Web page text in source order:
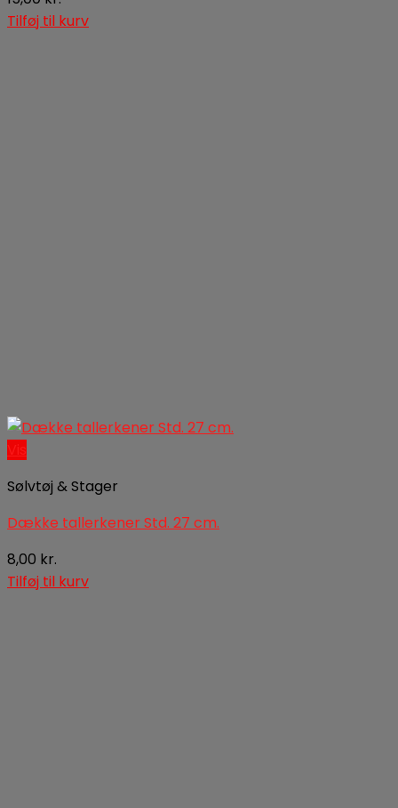
Tilføj til kurv
Sølvtøj & Stager
Dække tallerkener Std. 27 cm.
8,00 kr.
Tilføj til kurv